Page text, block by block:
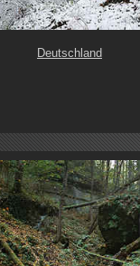
Deutschland